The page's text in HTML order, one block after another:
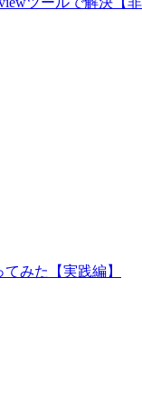
みた【実践編】